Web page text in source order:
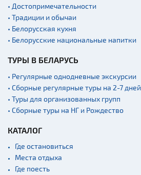
• Достопримечательности
• Традиции и обычаи
• Белорусская кухня
• Белорусские национальные напитки
ТУРЫ В БЕЛАРУСЬ
• Регулярные однодневные экскурсии
• Сборные регулярные туры на 2-7 дней
• Туры для организованных групп
• Сборные туры на НГ и Рождество
КАТАЛОГ
Где остановиться
Места отдыха
Где поесть